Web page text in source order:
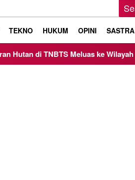
TEKNO HUKUM OPINI SASTRA
ke Wilayah Kabupaten Malang,